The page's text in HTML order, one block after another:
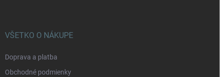
VŠETKO O NÁKUPE
Doprava a platba
Obchodné podmienky